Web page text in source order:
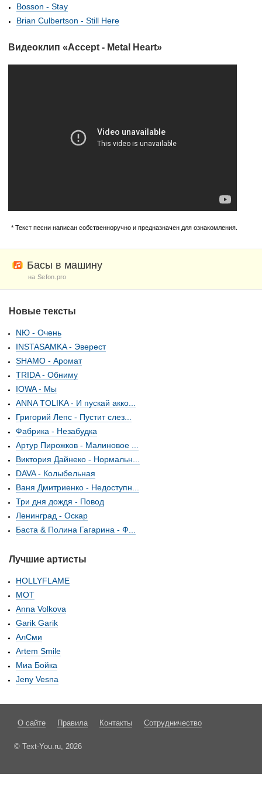
Bosson - Stay
Brian Culbertson - Still Here
Видеоклип «Accept - Metal Heart»
* Текст песни написан собственноручно и предназначен для ознакомления.
Басы в машину
на Sefon.pro
Новые тексты
NЮ - Очень
INSTASAMKA - Эверест
SHAMO - Аромат
TRIDA - Обниму
IOWA - Мы
ANNA TOLIKA - И пускай акко...
Григорий Лепс - Пустит слез...
Фабрика - Незабудка
Артур Пирожков - Малиновое ...
Виктория Дайнеко - Нормальн...
DAVA - Колыбельная
Ваня Дмитриенко - Недоступн...
Три дня дождя - Повод
Ленинград - Оскар
Баста & Полина Гагарина - Ф...
Лучшие артисты
HOLLYFLAME
МОТ
Anna Volkova
Garik Garik
АлСми
Artem Smile
Миа Бойка
Jeny Vesna
О сайте Правила Контакты Сотрудничество
© Text-You.ru, 2026